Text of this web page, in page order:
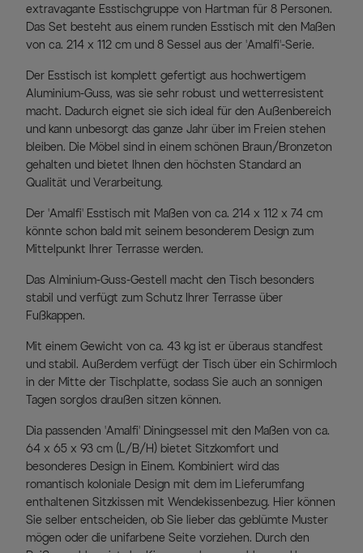
extravagante Esstischgruppe von Hartman für 8 Personen.
Das Set besteht aus einem runden Esstisch mit den Maßen
von ca. 214 x 112 cm und 8 Sessel aus der 'Amalfi'-Serie.
Der Esstisch ist komplett gefertigt aus hochwertigem
Aluminium-Guss, was sie sehr robust und wetterresistent
macht. Dadurch eignet sie sich ideal für den Außenbereich
und kann unbesorgt das ganze Jahr über im Freien stehen
bleiben. Die Möbel sind in einem schönen Braun/Bronzeton
gehalten und bietet Ihnen den höchsten Standard an
Qualität und Verarbeitung.
Der 'Amalfi' Esstisch mit Maßen von ca. 214 x 112 x 74 cm
könnte schon bald mit seinem besonderem Design zum
Mittelpunkt Ihrer Terrasse werden.
Das Alminium-Guss-Gestell macht den Tisch besonders
stabil und verfügt zum Schutz Ihrer Terrasse über
Fußkappen.
Mit einem Gewicht von ca. 43 kg ist er überaus standfest
und stabil. Außerdem verfügt der Tisch über ein Schirmloch
in der Mitte der Tischplatte, sodass Sie auch an sonnigen
Tagen sorglos draußen sitzen können.
Dia passenden 'Amalfi' Diningsessel mit den Maßen von ca.
64 x 65 x 93 cm (L/B/H) bietet Sitzkomfort und
besonderes Design in Einem. Kombiniert wird das
romantisch koloniale Design mit dem im Lieferumfang
enthaltenen Sitzkissen mit Wendekissenbezug. Hier können
Sie selber entscheiden, ob Sie lieber das geblümte Muster
mögen oder die unifarbene Seite vorziehen. Durch den